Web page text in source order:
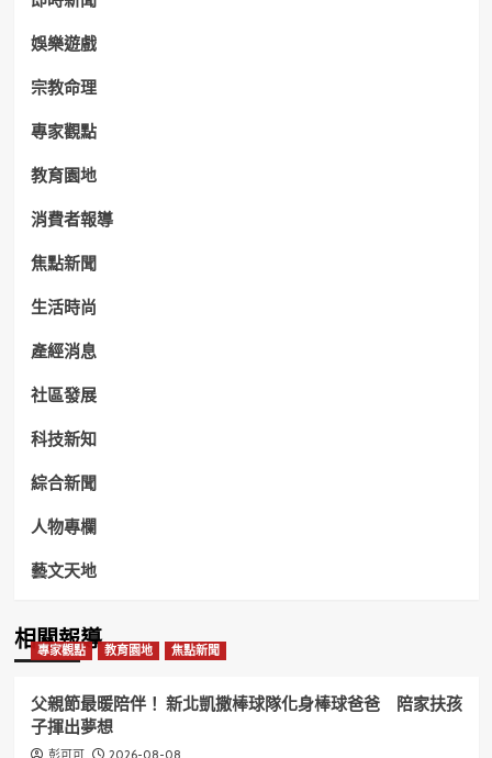
娛樂遊戲
宗教命理
專家觀點
教育園地
消費者報導
焦點新聞
生活時尚
產經消息
社區發展
科技新知
綜合新聞
人物專欄
藝文天地
相關報導
專家觀點 教育園地 焦點新聞
父親節最暖陪伴！ 新北凱撒棒球隊化身棒球爸爸 陪家扶孩
子揮出夢想
彭可可 2026-08-08